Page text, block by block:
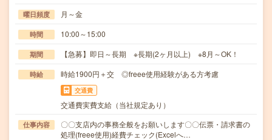
曜日頻度 月～金
時間 10:00～15:00
期間 【急募】即日～長期 ※長期(2ヶ月以上) ※8月～OK！
時給 時給1900円＋交 ◎freee使用経験がある方考慮
交通費
交通費実費支給（当社規定あり）
仕事内容
〇〇支店内の事務全般をお願いします〇〇伝票・請求書の
処理(freee使用)経費チェック(Excelへ…